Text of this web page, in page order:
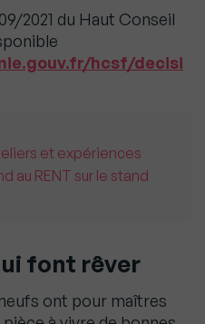
2021 du Haut Conseil
hcsf/decisi
et expériences
au RENT sur le stand
font rêver
ont pour maîtres